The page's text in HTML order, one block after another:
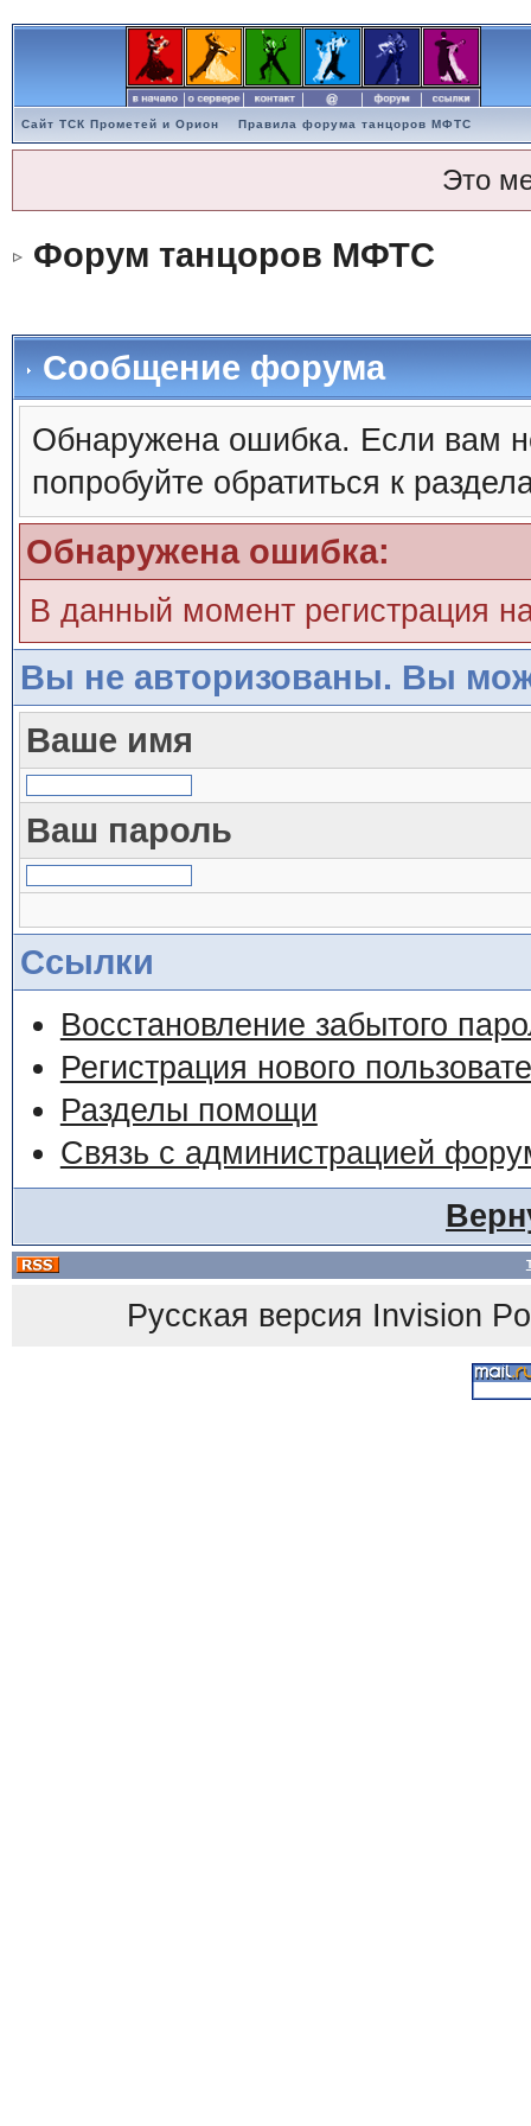
Сайт ТСК Прометей и Орион Правила форума танцоров МФТС
Это
Форум танцоров МФТС
Сообщение форума
Обнаружена ошибка. Если вам
попробуйте обратиться к
Обнаружена ошибка:
В данный момент регистрация
Вы не авторизованы. Вы
Ваше имя
Ваш пароль
Ссылки
Восстановление забытого
Регистрация нового
Разделы помощи
Связь с администрацией
Русская версия Invision